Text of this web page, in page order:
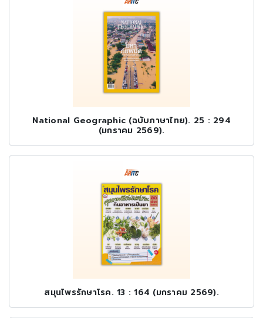
National Geographic (ฉบับภาษาไทย). 25 : 294
(มกราคม 2569).
สมุนไพรรักษาโรค. 13 : 164 (มกราคม 2569).